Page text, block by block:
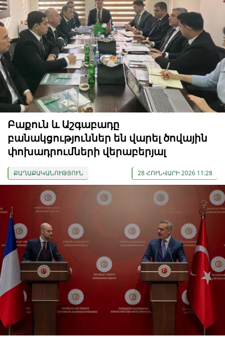
Բաքուն և Աշգաբադը
բանակցություններ են վարել ծովային
փոխադրումների վերաբերյալ
ՔԱՂԱՔԱԿԱՆՈՒԹՅՈՒՆ 28 ՀՈՒՆՎԱՐԻ 2026 11:28